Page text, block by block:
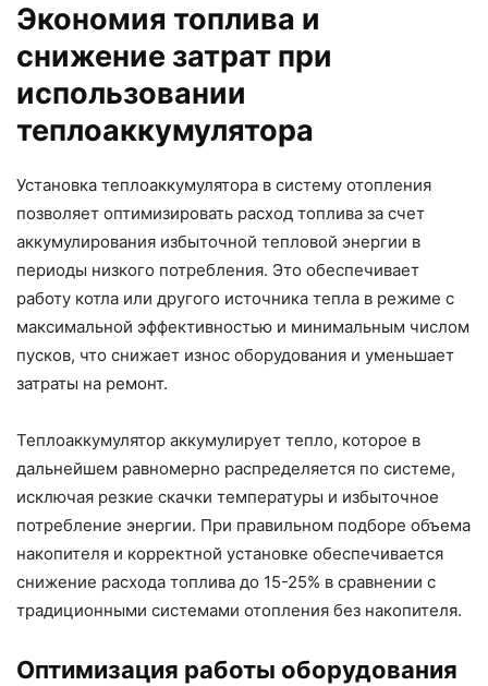
Экономия топлива и
снижение затрат при
использовании
теплоаккумулятора
Установка теплоаккумулятора в систему отопления
позволяет оптимизировать расход топлива за счет
аккумулирования избыточной тепловой энергии в
периоды низкого потребления. Это обеспечивает
работу котла или другого источника тепла в режиме с
максимальной эффективностью и минимальным числом
пусков, что снижает износ оборудования и уменьшает
затраты на ремонт.
Теплоаккумулятор аккумулирует тепло, которое в
дальнейшем равномерно распределяется по системе,
исключая резкие скачки температуры и избыточное
потребление энергии. При правильном подборе объема
накопителя и корректной установке обеспечивается
снижение расхода топлива до 15-25% в сравнении с
традиционными системами отопления без накопителя.
Оптимизация работы оборудования